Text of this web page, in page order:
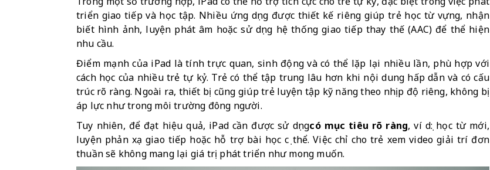
triển giao tiếp và học tập. Nhiều ứng dụng được thiết kế riêng giúp trẻ học từ vựng, nhận
biết hình ảnh, luyện phát âm hoặc sử dụng hệ thống giao tiếp thay thế (AAC) để thể hiện
nhu cầu.
Điểm mạnh của iPad là tính trực quan, sinh động và có thể lặp lại nhiều lần, phù hợp với
cách học của nhiều trẻ tự kỷ. Trẻ có thể tập trung lâu hơn khi nội dung hấp dẫn và có cấu
trúc rõ ràng. Ngoài ra, thiết bị cũng giúp trẻ luyện tập kỹ năng theo nhịp độ riêng, không bị
áp lực như trong môi trường đông người.
Tuy nhiên, để đạt hiệu quả, iPad cần được sử dụngcó mục tiêu rõ ràng, ví dụ: học từ mới,
luyện phản xạ giao tiếp hoặc hỗ trợ bài học cụ thể. Việc chỉ cho trẻ xem video giải trí đơn
thuần sẽ không mang lại giá trị phát triển như mong muốn.